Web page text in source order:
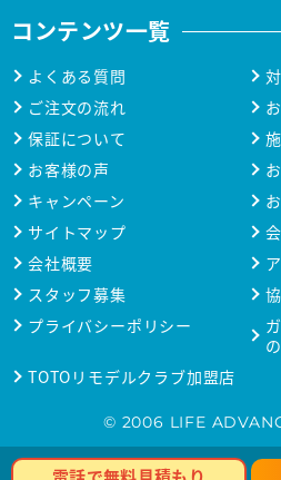
コンテンツ一覧
よくある質問
ご注文の流れ
保証について
お客様の声
キャンペーン
サイトマップ
会社概要
スタッフ募集
プライバシーポリシー
TOTOリモデルクラブ加盟店
© 2006 LIFE